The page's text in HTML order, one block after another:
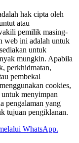
hak cipta oleh
atau
pemilik masing-
web ini adalah untuk
untuk
mungkin. Apabila
perkhidmatan,
pembekal
cookies,
menyimpan
pengalaman yang
tujuan pengiklanan.
WhatsApp.